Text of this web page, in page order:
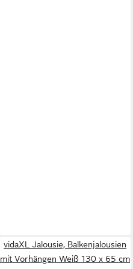
vidaXL Jalousie, Balkenjalousien
mit Vorhängen Weiß 130 x 65 cm